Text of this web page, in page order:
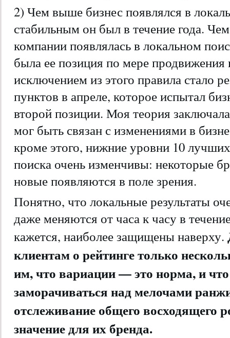
2) Чем выше бизнес появлялся в
стабильным он был в течение года.
компании появлялась в локальном
была ее позиция по мере
исключением из этого правила стало
пунктов в апреле, которое испытал
второй позиции. Моя теория
мог быть связан с изменениями в
кроме этого, нижние уровни 10 лучших
поиска очень изменчивы: некоторые
новые появляются в поле зрения.
Понятно, что локальные результаты
даже меняются от часа к часу в
кажется, наиболее защищены наверху.
клиентам о рейтинге только
им, что вариации — это норма, и что
заморачиваться над мелочами
отслеживание общего восходящего
значение для их бренда.